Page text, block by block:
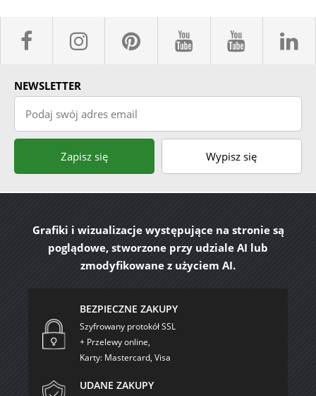
facebook sklepyBELPOL
instagram
pinterestyoutube
NEWSLETTER
Podaj swój adres email
Zapisz się Wypisz się
Grafiki i wizualizacje występujące na stronie są
poglądowe, stworzone przy udziale AI lub
zmodyfikowane z użyciem AI.
BEZPIECZNE ZAKUPY
Szyfrowany protokół SSL
+ Przelewy online,
Karty: Mastercard, Visa
UDANE ZAKUPY